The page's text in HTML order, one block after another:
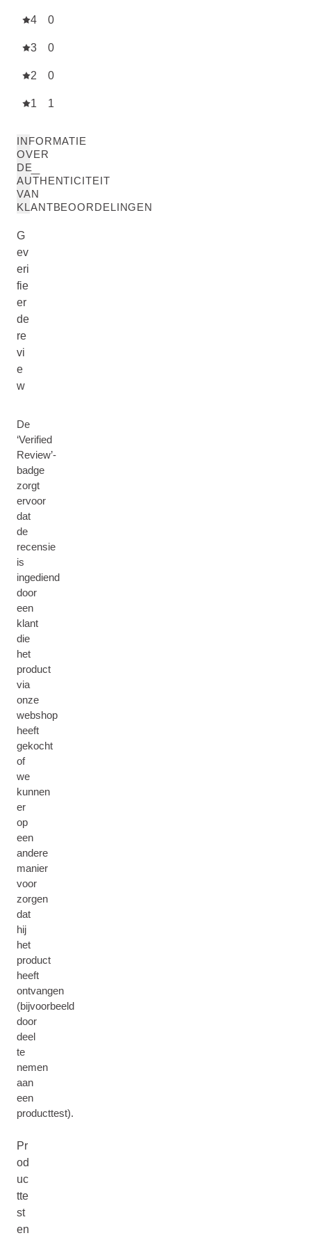
4 0
3 0
2 0
1 1
INFORMATIE
OVER
DE
AUTHENTICITEIT
VAN
KLANTBEOORDELINGEN
G
ev
eri
fie
er
de
re
vi
e
w
De
‘Verified
Review’-
badge
zorgt
ervoor
dat
de
recensie
is
ingediend
door
een
klant
die
het
product
via
onze
webshop
heeft
gekocht
of
we
kunnen
er
op
een
andere
manier
voor
zorgen
dat
hij
het
product
heeft
ontvangen
(bijvoorbeeld
door
deel
te
nemen
aan
een
producttest).
Pr
od
uc
tte
st
en